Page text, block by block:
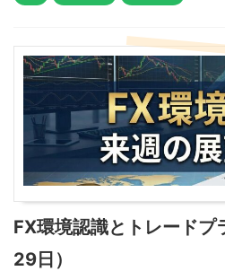
FX環境認識とトレードプ
29日）